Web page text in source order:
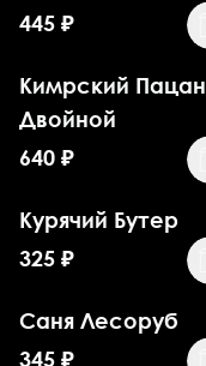
445 ₽
Кимрский Пацан
Двойной
640 ₽
Курячий Бутер
325 ₽
Саня Лесоруб
345 ₽